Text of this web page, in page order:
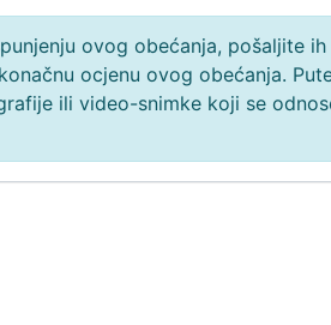
ovog obećanja, pošaljite
ocjenu ovog obećanja.
ili video-snimke koji se